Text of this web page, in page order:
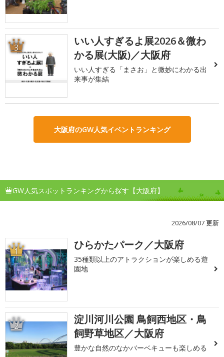
3
いい人すぎるよ展2026＆微わ
かる展(大阪)／大阪府
いい人すぎる「まさお」と微妙にわかる出
来事が集結
大阪府のGW人気イベントランキング
GW人気スポットランキングから探す【大阪府】
2026/08/07 更新
1 ひらかたパーク／大阪府
35種類以上のアトラクションが楽しめる遊
園地
2
淀川河川公園 鳥飼西地区・鳥
飼野草地区／大阪府
豊かな自然のなかバーベキューも楽しめる